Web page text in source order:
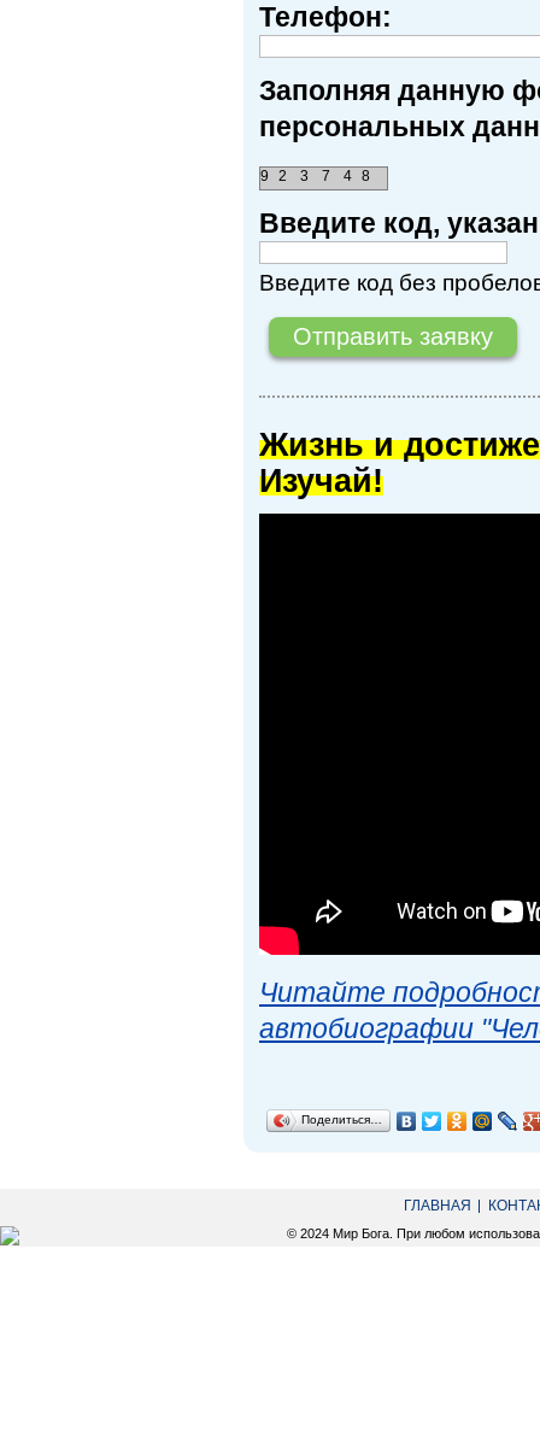
Телефон:
Заполняя данную
персональных
9 2 3 7 4 8
Введите код,
Введите код без
Жизнь и
Изучай!
Читайте
автобиографии
Поделиться…
ГЛАВНАЯ
© 2024 Мир Бога. При любом